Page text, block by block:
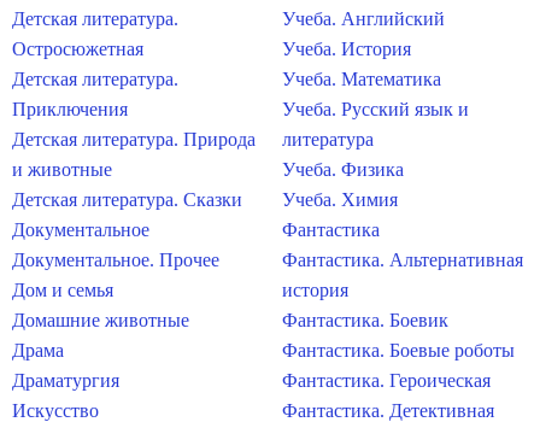
Детская литература.
Остросюжетная
Детская литература.
Приключения
Детская литература. Природа
и животные
Детская литература. Сказки
Документальное
Документальное. Прочее
Дом и семья
Домашние животные
Драма
Драматургия
Искусство
Учеба. Английский
Учеба. История
Учеба. Математика
Учеба. Русский язык и
литература
Учеба. Физика
Учеба. Химия
Фантастика
Фантастика. Альтернативная
история
Фантастика. Боевик
Фантастика. Боевые роботы
Фантастика. Героическая
Фантастика. Детективная